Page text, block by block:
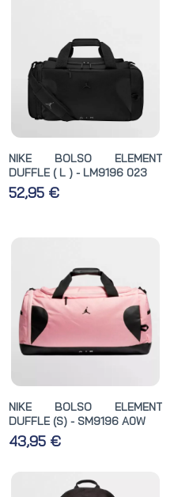
NIKE BOLSO ELEMENT
DUFFLE ( L ) - LM9196 023
52,95 €
NIKE BOLSO ELEMENT
DUFFLE (S) - SM9196 A0W
43,95 €